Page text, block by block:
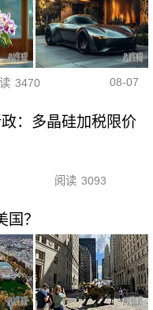
3470 08-07
：多晶硅加税限价
阅读 3093
？